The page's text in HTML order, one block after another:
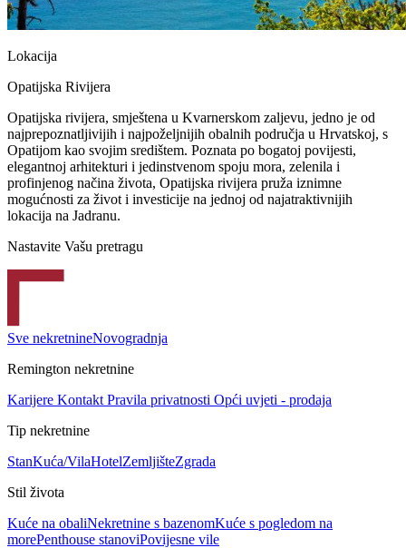
Lokacija
Opatijska Rivijera
Opatijska rivijera, smještena u Kvarnerskom zaljevu, jedno je od
najprepoznatljivijih i najpoželjnijih obalnih područja u Hrvatskoj, s
Opatijom kao svojim središtem. Poznata po bogatoj povijesti,
elegantnoj arhitekturi i jedinstvenom spoju mora, zelenila i
profinjenog načina života, Opatijska rivijera pruža iznimne
mogućnosti za život i investicije na jednoj od najatraktivnijih
lokacija na Jadranu.
Nastavite Vašu pretragu
Sve nekretnineNovogradnja
Remington nekretnine
Karijere Kontakt Pravila privatnosti Opći uvjeti - prodaja
Tip nekretnine
StanKuća/VilaHotelZemljišteZgrada
Stil života
Kuće na obaliNekretnine s bazenomKuće s pogledom na
morePenthouse stanoviPovijesne vile